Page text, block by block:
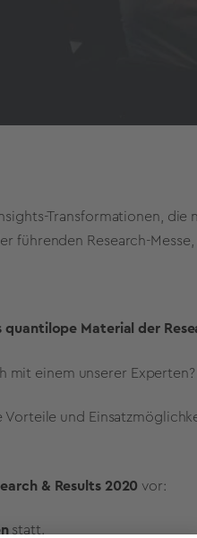
Transformationen, die
Research-Messe,
Material der
mit einem unserer Experten?
und
& Results 2020 vor:
statt.